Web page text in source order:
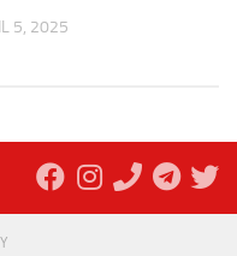
5, 2025